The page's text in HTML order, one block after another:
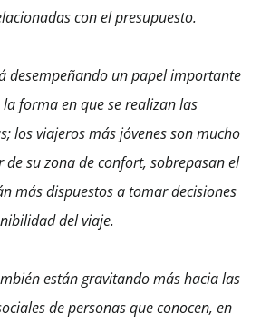
con el presupuesto.
desempeñando un papel importante
forma en que se realizan las
los viajeros más jóvenes son mucho
su zona de confort, sobrepasan el
más dispuestos a tomar decisiones
del viaje.
están gravitando más hacia las
de personas que conocen, en